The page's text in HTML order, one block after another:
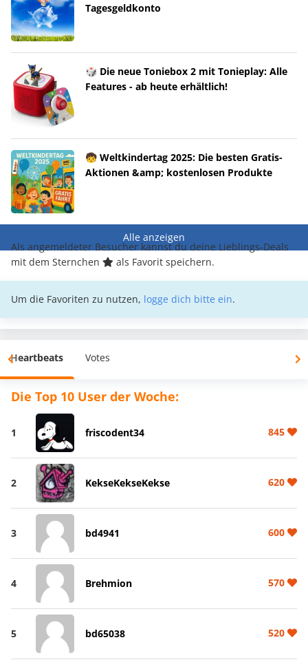
Tagesgeldkonto
🎲 Die neue Toniebox 2 mit Tonieplay: Alle
Features - ab heute erhältlich!
🧒 Weltkindertag 2025: Die besten Gratis-
Aktionen &amp; kostenlosen Produkte
Alle anzeigen
Als angemeldeter Besucher kannst du deine Lieblings-Deals
mit dem Sternchen
als Favorit speichern.
Um die Favoriten zu nutzen, logge dich bitte ein.
Heartbeats Votes
Die Top 10 User der Woche:
1 friscodent34 845
2 KekseKekseKekse 620
3 bd4941 600
4 Brehmion 570
5 bd65038 520